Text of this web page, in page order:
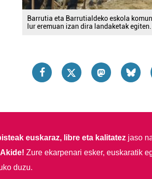
Barrutia eta Barrutialdeko eskola
lur eremuan izan dira landaketak egiten.
euskaraz, libre eta kalitatezjaso
Zure ekarpenari esker, euskaratik
duzu.